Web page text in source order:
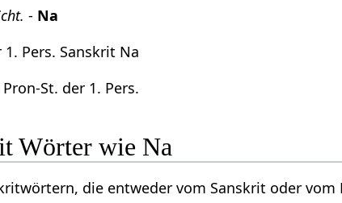
- Na
Pers. Sanskrit Na
St. der 1. Pers.
Wörter wie Na
die entweder vom Sanskrit oder